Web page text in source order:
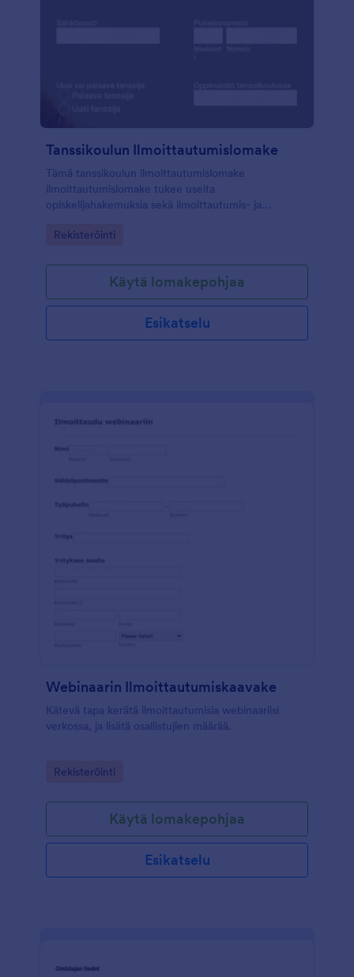
Tanssikoulun Ilmoittautumislomake
Tämä tanssikoulun ilmoittautumislomake
ilmoittautumislomake tukee useita
opiskelijahakemuksia sekä ilmoittautumis- ja
Lomakepohja koostuu useista osioista, jotka antavat
hätätilanteessa, opiskelijan tiedot, laskutuksen ja
maksutiedot. Voit mukauttaa lomakepohjaa useilla
JotFormin työkaluilla ja integraatioilla, kerätä
maksuja lomakkeen kautta ja joko upottaa sen
verkkosivustoosi tai käyttää sitä erillisenä
Go to Category:
Rekisteröinti
Käytä lomakepohjaa
Esikatselu
Webinaarin Ilmoittautumiskaavake
Kätevä tapa kerätä ilmoittautumisia webinaariisi
verkossa, ja lisätä osallistujien määrää.
Go to Category:
Rekisteröinti
Käytä lomakepohjaa
Esikatselu